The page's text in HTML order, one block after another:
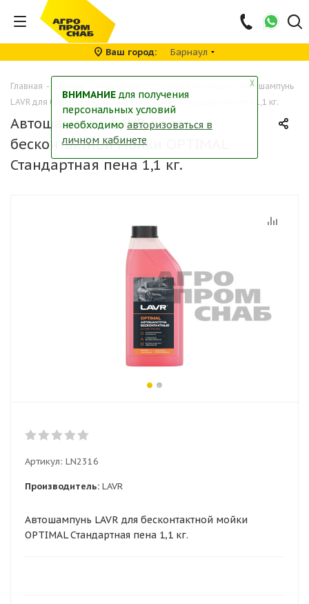
Ваш город Барнаул
Главная -
Автошампунь
LAVR для бесконтактной мойки OPTIMAL Стандартная пена 1,1 кг.
Автошампунь LAVR для
бесконтактной мойки OPTIMAL
Стандартная пена 1,1 кг.
Артикул: LN2316
Производитель: LAVR
Автошампунь LAVR для бесконтактной мойки
OPTIMAL Стандартная пена 1,1 кг.
╳
ВНИМАНИЕ для получения
персональных условий
необходимо авторизоваться в
личном кабинете